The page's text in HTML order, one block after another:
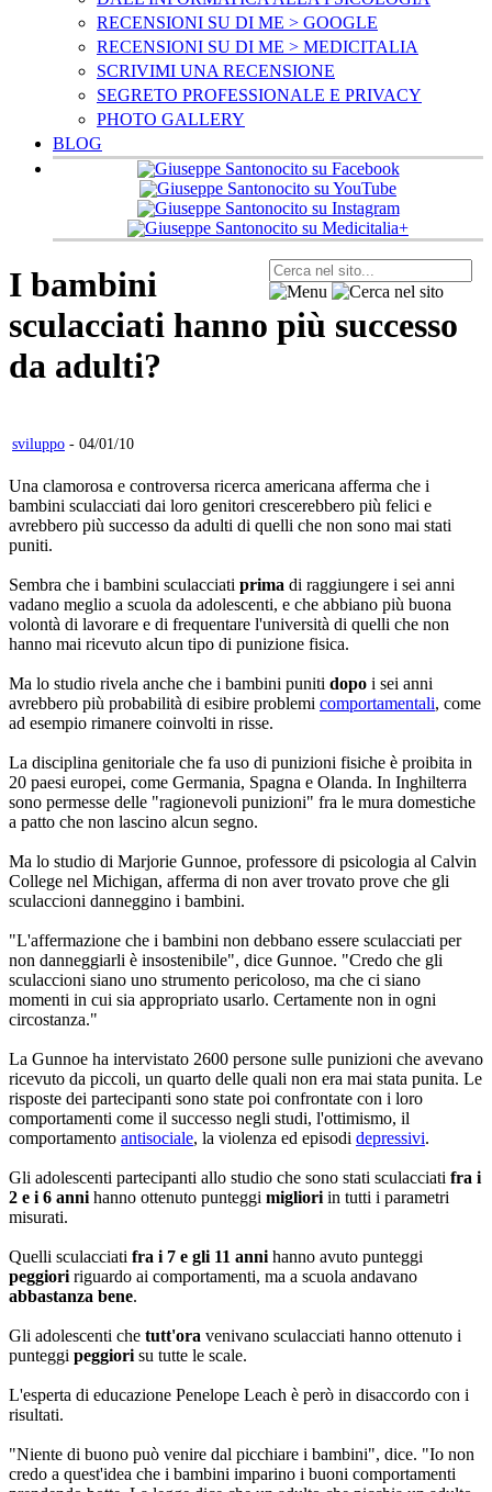
RECENSIONI SU DI ME > GOOGLE
RECENSIONI SU DI ME > MEDICITALIA
SCRIVIMI UNA RECENSIONE
SEGRETO PROFESSIONALE E PRIVACY
PHOTO GALLERY
BLOG
I bambini
sculacciati hanno più successo
da adulti?
sviluppo - 04/01/10
Una clamorosa e controversa ricerca americana afferma che i
bambini sculacciati dai loro genitori crescerebbero più felici e
avrebbero più successo da adulti di quelli che non sono mai stati
puniti.
Sembra che i bambini sculacciati prima di raggiungere i sei anni
vadano meglio a scuola da adolescenti, e che abbiano più buona
volontà di lavorare e di frequentare l'università di quelli che non
hanno mai ricevuto alcun tipo di punizione fisica.
Ma lo studio rivela anche che i bambini puniti dopo i sei anni
avrebbero più probabilità di esibire problemi comportamentali, come
ad esempio rimanere coinvolti in risse.
La disciplina genitoriale che fa uso di punizioni fisiche è proibita in
20 paesi europei, come Germania, Spagna e Olanda. In Inghilterra
sono permesse delle "ragionevoli punizioni" fra le mura domestiche
a patto che non lascino alcun segno.
Ma lo studio di Marjorie Gunnoe, professore di psicologia al Calvin
College nel Michigan, afferma di non aver trovato prove che gli
sculaccioni danneggino i bambini.
"L'affermazione che i bambini non debbano essere sculacciati per
non danneggiarli è insostenibile", dice Gunnoe. "Credo che gli
sculaccioni siano uno strumento pericoloso, ma che ci siano
momenti in cui sia appropriato usarlo. Certamente non in ogni
circostanza."
La Gunnoe ha intervistato 2600 persone sulle punizioni che avevano
ricevuto da piccoli, un quarto delle quali non era mai stata punita. Le
risposte dei partecipanti sono state poi confrontate con i loro
comportamenti come il successo negli studi, l'ottimismo, il
comportamento antisociale, la violenza ed episodi depressivi.
Gli adolescenti partecipanti allo studio che sono stati sculacciati fra i
2 e i 6 anni hanno ottenuto punteggi migliori in tutti i parametri
misurati.
Quelli sculacciati fra i 7 e gli 11 anni hanno avuto punteggi
peggiori riguardo ai comportamenti, ma a scuola andavano
abbastanza bene.
Gli adolescenti che tutt'ora venivano sculacciati hanno ottenuto i
punteggi peggiori su tutte le scale.
L'esperta di educazione Penelope Leach è però in disaccordo con i
risultati.
"Niente di buono può venire dal picchiare i bambini", dice. "Io non
credo a quest'idea che i bambini imparino i buoni comportamenti